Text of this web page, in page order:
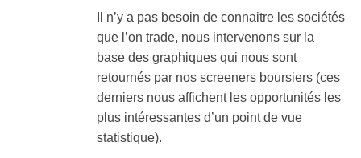
Il n’y a pas besoin de connaitre les sociétés
que l’on trade, nous intervenons sur la
base des graphiques qui nous sont
retournés par nos screeners boursiers (ces
derniers nous affichent les opportunités les
plus intéressantes d’un point de vue
statistique).